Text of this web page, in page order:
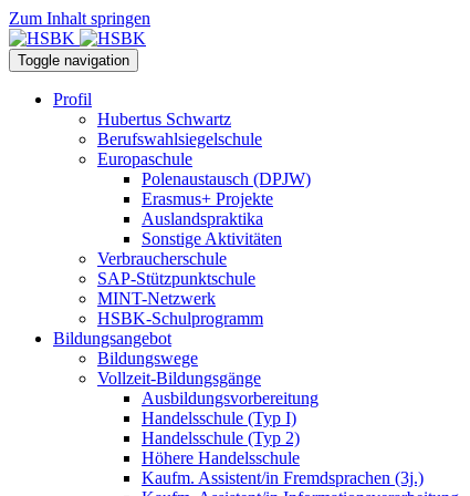
Zum Inhalt springen
Toggle navigation
Profil
Hubertus Schwartz
Berufswahlsiegelschule
Europaschule
Polenaustausch (DPJW)
Erasmus+ Projekte
Auslandspraktika
Sonstige Aktivitäten
Verbraucherschule
SAP-Stützpunktschule
MINT-Netzwerk
HSBK-Schulprogramm
Bildungsangebot
Bildungswege
Vollzeit-Bildungsgänge
Ausbildungsvorbereitung
Handelsschule (Typ I)
Handelsschule (Typ 2)
Höhere Handelsschule
Kaufm. Assistent/in­ Fremdsprachen (3j.)